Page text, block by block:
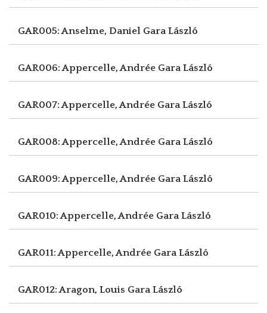
GAR005: Anselme, Daniel Gara László
GAR006: Appercelle, Andrée Gara László
GAR007: Appercelle, Andrée Gara László
GAR008: Appercelle, Andrée Gara László
GAR009: Appercelle, Andrée Gara László
GAR010: Appercelle, Andrée Gara László
GAR011: Appercelle, Andrée Gara László
GAR012: Aragon, Louis Gara László